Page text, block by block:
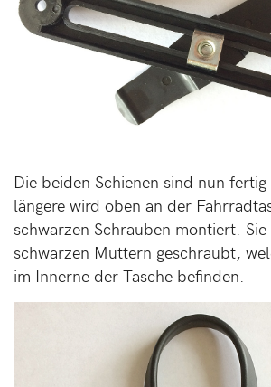
Die beiden Schienen sind nun
längere wird oben an der
schwarzen Schrauben montiert.
schwarzen Muttern geschraubt,
im Innerne der Tasche befinden.